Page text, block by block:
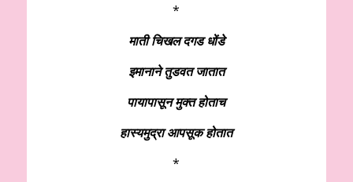
*
माती चिखल दगड धोंडे
इमानाने तुडवत जातात
पायापासून मुक्त होताच
हास्यमुद्रा आपसूक होतात
*